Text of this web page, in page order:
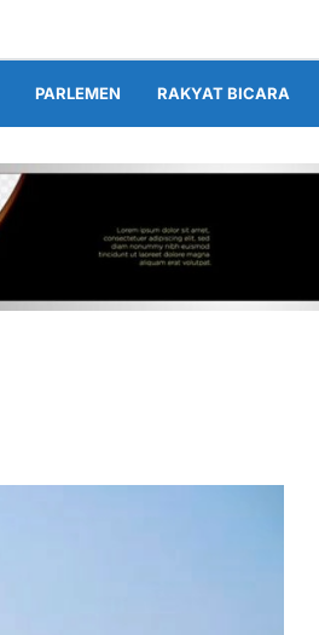
PARLEMEN RAKYAT BICARA